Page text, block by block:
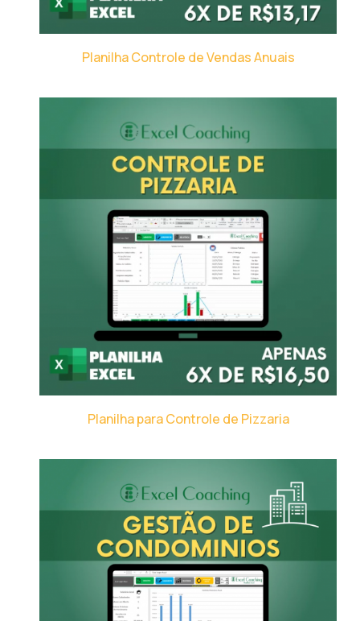
Planilha Controle de Vendas Anuais
Planilha para Controle de Pizzaria